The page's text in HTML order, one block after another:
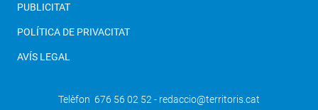
PUBLICITAT
POLÍTICA DE PRIVACITAT
AVÍS LEGAL
Telèfon 676 56 02 52 - redaccio@territoris.cat